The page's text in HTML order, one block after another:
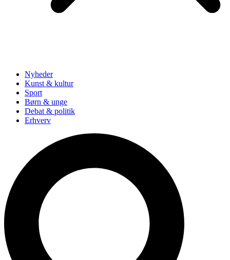
Nyheder
Kunst & kultur
Sport
Børn & unge
Debat & politik
Erhverv